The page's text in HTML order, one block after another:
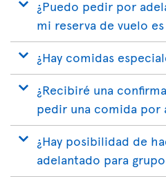
¿Puedo pedir por
mi reserva de vuelo
¿Hay comidas
¿Recibiré una
pedir una comida por
¿Hay posibilidad de
adelantado para